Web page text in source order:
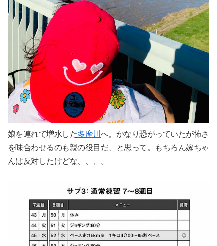
娘を連れて増水した多摩川 へ。かなり恐がっていたが怖さ
を味合わせるのも親の役目だ、と思って。もちろん嫁ちゃ
んは反対したけどな、、、。